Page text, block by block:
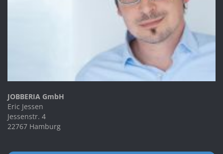
JOBBERIA GmbH
Eric Jessen
Jessenstr. 4
22767 Hamburg